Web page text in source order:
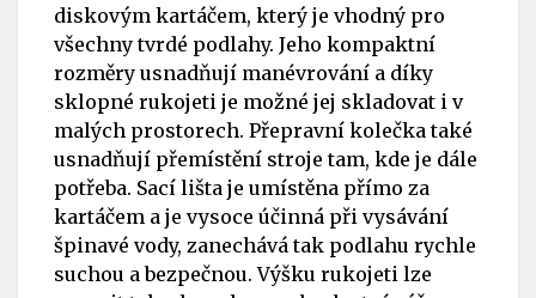
diskovým kartáčem, který je vhodný pro
všechny tvrdé podlahy. Jeho kompaktní
rozměry usnadňují manévrování a díky
sklopné rukojeti je možné jej skladovat i v
malých prostorech. Přepravní kolečka také
usnadňují přemístění stroje tam, kde je dále
potřeba. Sací lišta je umístěna přímo za
kartáčem a je vysoce účinná při vysávání
špinavé vody, zanechává tak podlahu rychle
suchou a bezpečnou. Výšku rukojeti lze